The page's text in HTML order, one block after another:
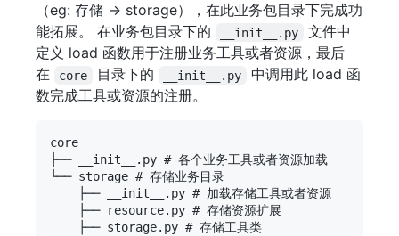
（eg: 存储 -> storage），在此业务包目录下完成功
能拓展。 在业务包目录下的
__init__.py
文件中
定义 load 函数用于注册业务工具或者资源，最后
在
core 目录下的 __init__.py
中调用此 load 函
数完成工具或资源的注册。
core
├── __init__.py # 各个业务工具或者资源加载
└── storage # 存储业务目录
    ├── __init__.py # 加载存储工具或者资源
    ├── resource.py # 存储资源扩展
    ├── storage.py # 存储工具类